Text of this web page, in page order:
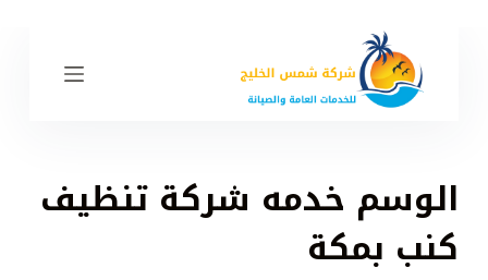
الوسم خدمه شركة تنظيف
كنب بمكة